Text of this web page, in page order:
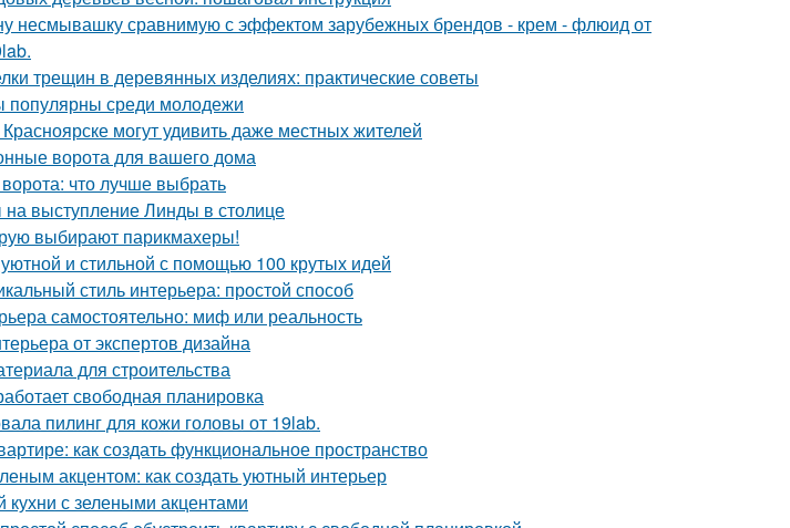
несмывашку сравнимую с эффектом зарубежных брендов - крем - флюид от
трещин в деревянных изделиях: практические советы
популярны среди молодежи
могут удивить даже местных жителей
ворота для вашего дома
что лучше выбрать
выступление Линды в столице
выбирают парикмахеры!
и стильной с помощью 100 крутых идей
стиль интерьера: простой способ
самостоятельно: миф или реальность
от экспертов дизайна
для строительства
свободная планировка
пилинг для кожи головы от 19lab.
как создать функциональное пространство
акцентом: как создать уютный интерьер
кухни с зелеными акцентами